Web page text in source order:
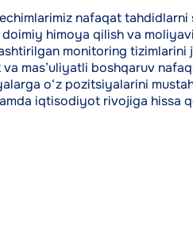
nafaqat
himoya qilish va
monitoring
mas’uliyatli boshqaruv
o‘z pozitsiyalarini
iqtisodiyot rivojiga hissa